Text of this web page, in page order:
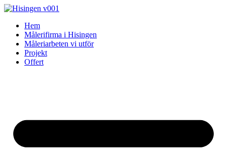
Skip
contentHem
Målerifirma i Hisingen
Måleriarbeten vi utför
Projekt
Offert